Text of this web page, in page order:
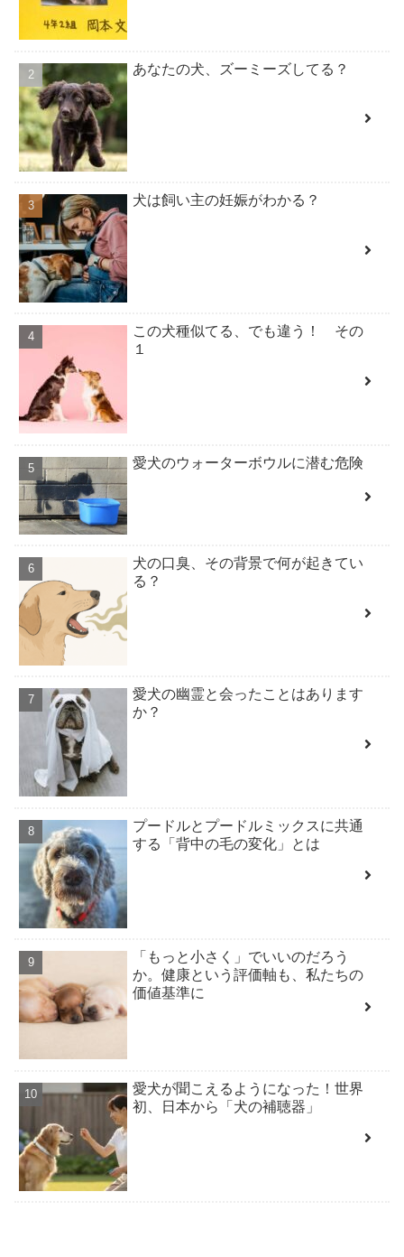
あなたの犬、ズーミーズしてる？
犬は飼い主の妊娠がわかる？
この犬種似てる、でも違う！ その
１
愛犬のウォーターボウルに潜む危険
犬の口臭、その背景で何が起きてい
る？
愛犬の幽霊と会ったことはあります
か？
プードルとプードルミックスに共通
する「背中の毛の変化」とは
「もっと小さく」でいいのだろう
か。健康という評価軸も、私たちの
価値基準に
愛犬が聞こえるようになった！世界
初、日本から「犬の補聴器」